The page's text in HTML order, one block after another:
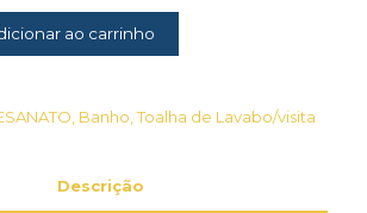
ao carrinho
Banho ,Toalha de Lavabo/visita
Descrição